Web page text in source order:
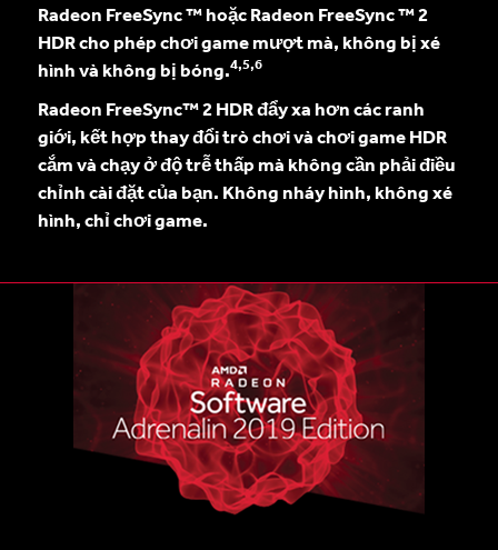
Radeon FreeSync ™ hoặc Radeon FreeSync ™ 2
HDR cho phép chơi game mượt mà, không bị xé
hình và không bị bóng.4,5,6
Radeon FreeSync™ 2 HDR đẩy xa hơn các ranh
giới, kết hợp thay đổi trò chơi và chơi game HDR
cắm và chạy ở độ trễ thấp mà không cần phải điều
chỉnh cài đặt của bạn. Không nháy hình, không xé
hình, chỉ chơi game.